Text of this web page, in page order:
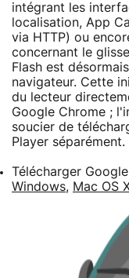
intégrant les
localisation, App
via HTTP) ou
concernant le
Flash est
navigateur. Cette
du lecteur
Google Chrome ;
soucier de
Player séparément.
Télécharger
Windows, Mac OS